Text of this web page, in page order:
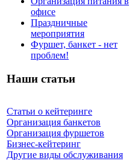
офисе
Праздничные
мероприятия
Фуршет, банкет - нет
проблем!
Наши статьи
Статьи о кейтеринге
Организация банкетов
Организация фуршетов
Бизнес-кейтеринг
Другие виды обслуживания